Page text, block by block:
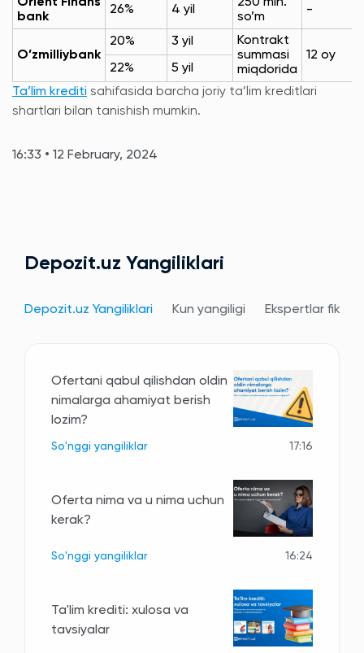
Orient Finans
bank
26% 4 yil
250 mln.
so’m
-
O’zmilliybank
20% 3 yil
Kontrakt
summasi
miqdorida
12 oy
22%
5 yil
Ta’lim krediti sahifasida barcha joriy ta’lim kreditlari
shartlari bilan tanishish mumkin.
16:33 • 12 February, 2024
Depozit.uz Yangiliklari
Depozit.uz Yangiliklari Kun yangiligi Ekspertlar fikri
Ofertani qabul qilishdan oldin
nimalarga ahamiyat berish
lozim?
So'nggi yangiliklar 17:16
Oferta nima va u nima uchun
kerak?
So'nggi yangiliklar 16:24
Ta'lim krediti: xulosa va
tavsiyalar